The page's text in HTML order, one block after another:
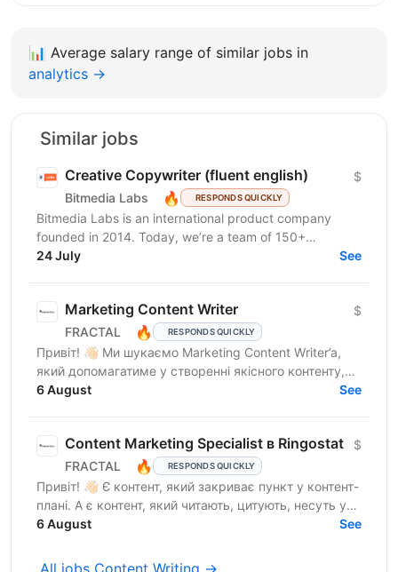
📊 Average salary range of similar jobs in
analytics →
Similar jobs
Creative Copywriter (fluent english)
Bitmedia Labs 🔥 RESPONDS QUICKLY
$
Bitmedia Labs is an international product company
founded in 2014. Today, we’re a team of 150+
specialists working globally, building products used
24 July See
Marketing Content Writer
FRACTAL 🔥 RESPONDS QUICKLY
$
Привіт! 👋🏻 Ми шукаємо Marketing Content Writer’a,
який допомагатиме у створенні якісного контенту,
що відображатиме експертність компанії, та
6 August See
Content Marketing Specialist в Ringostat
FRACTAL 🔥 RESPONDS QUICKLY
$
Привіт! 👋🏻 Є контент, який закриває пункт у контент-
плані. А є контент, який читають, цитують, несуть у
медіа, використовують у продажах і через який...
6 August See
All jobs Content Writing →